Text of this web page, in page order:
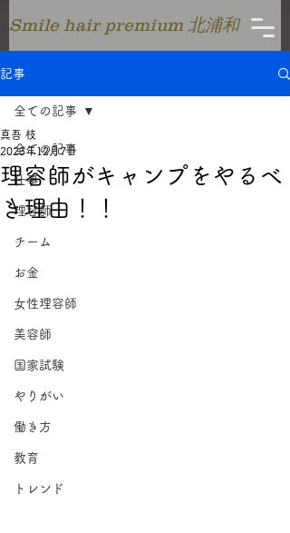
Smile hair premium 北浦和
記事
全ての記事
仕事
理容師
チーム
お金
女性理容師
美容師
国家試験
やりがい
働き方
教育
トレンド
全ての記事
理容師がキャンプをやるべ
き理由！！
真吾 枝
2023年12月7日